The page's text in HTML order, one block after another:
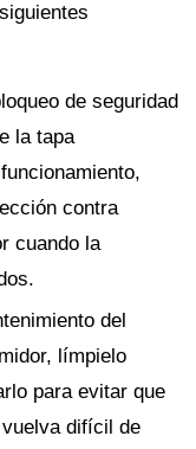
de seguridad
la tapa
contra
cuando la
del
límpielo
para evitar que
difícil de